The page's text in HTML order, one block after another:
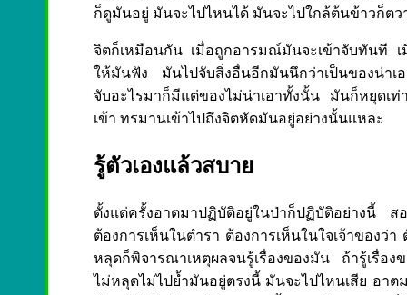
ก็ดูมันอยู่ มันจะไปไหนได้ มันจะไปใกล้ต้นข้าวก็ต
จิตก็เหมือนกัน เมื่อถูกอารมณ์มันจะเข้าจับทันที
ให้มันฟัง มันไปจับสิ่งอื่นอีกมันนึกว่าเป็นของน่าเ
จับอะไรมาก็มีแต่ของไม่น่าเอาทั้งนั้น มันก็หยุดเ
เข้า ทรมานเข้าไปถึงจิตหัดมันอยู่อย่างนั้นแหละ
รู้ตัวเองแล้วสบาย
ตั้งแต่ครั้งอาตมาปฏิบัติอยู่ในป่าก็ปฏิบัติอย่างนี้
ต้องการเห็นในตำรา ต้องการเห็นในใจเจ้าของว่
หลุดก็พิจารณาเหตุผลจนรู้เรื่องของมัน ถ้ารู้เรื่อ
ไม่หลุดไม่ไปย้ำมันอยู่ตรงนี้ มันจะไปไหนเสีย อาต